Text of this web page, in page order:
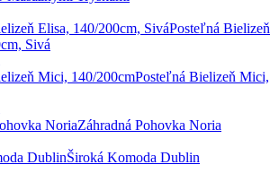
Posteľná Bielizeň
Sivá
Posteľná Bielizeň Mici,
Záhradná Pohovka Noria
Široká Komoda Dublin